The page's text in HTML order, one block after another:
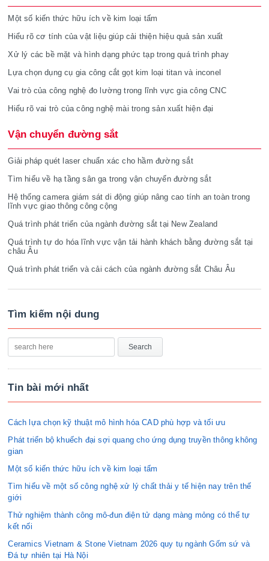
Một số kiến thức hữu ích về kim loại tấm
Hiểu rõ cơ tính của vật liệu giúp cải thiện hiệu quả sản xuất
Xử lý các bề mặt và hình dạng phức tạp trong quá trình phay
Lựa chọn dụng cụ gia công cắt gọt kim loại titan và inconel
Vai trò của công nghệ đo lường trong lĩnh vực gia công CNC
Hiểu rõ vai trò của công nghệ mài trong sản xuất hiện đại
Vận chuyển đường sắt
Giải pháp quét laser chuẩn xác cho hầm đường sắt
Tìm hiểu về hạ tầng sân ga trong vận chuyển đường sắt
Hệ thống camera giám sát di động giúp nâng cao tính an toàn trong
lĩnh vực giao thông công cộng
Quá trình phát triển của ngành đường sắt tại New Zealand
Quá trình tự do hóa lĩnh vực vận tải hành khách bằng đường sắt tại
châu Âu
Quá trình phát triển và cải cách của ngành đường sắt Châu Âu
Tìm kiếm nội dung
Tin bài mới nhất
Cách lựa chọn kỹ thuật mô hình hóa CAD phù hợp và tối ưu
Phát triển bộ khuếch đại sợi quang cho ứng dụng truyền thông không
gian
Một số kiến thức hữu ích về kim loại tấm
Tìm hiểu về một số công nghệ xử lý chất thải y tế hiện nay trên thế
giới
Thử nghiệm thành công mô-đun điện tử dạng màng mỏng có thể tự
kết nối
Ceramics Vietnam & Stone Vietnam 2026 quy tụ ngành Gốm sứ và
Đá tự nhiên tại Hà Nội